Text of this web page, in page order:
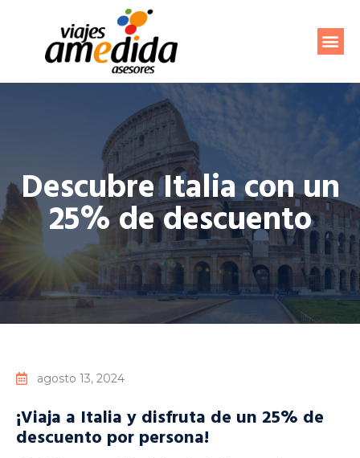
Descubre Italia con un
25% de descuento
agosto 13, 2024
¡Viaja a Italia y disfruta de un 25% de
descuento por persona!